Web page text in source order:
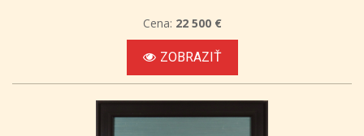
Cena: 22 500 €
ZOBRAZIŤ